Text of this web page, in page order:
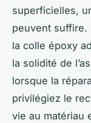
superficielles,
peuvent suffire.
la colle époxy
la solidité de
lorsque la
privilégiez le
vie au matériau